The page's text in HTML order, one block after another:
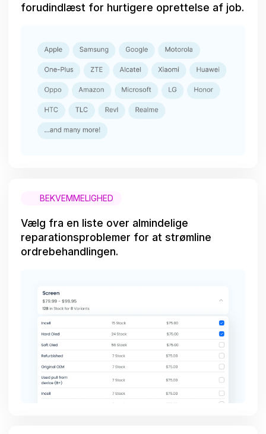
forudindlæst for hurtigere oprettelse af job.
BEKVEMMELIGHED
Vælg fra en liste over almindelige
reparationsproblemer for at strømline
ordrebehandlingen.